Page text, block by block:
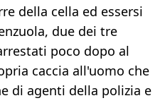
della cella ed essersi
due dei tre
poco dopo al
caccia all'uomo che
di agenti della polizia e